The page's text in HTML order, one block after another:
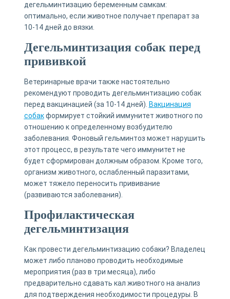
дегельминтизацию беременным самкам:
оптимально, если животное получает препарат за
10-14 дней до вязки.
Дегельминтизация собак перед
прививкой
Ветеринарные врачи также настоятельно
рекомендуют проводить дегельминтизацию собак
перед вакцинацией (за 10-14 дней). Вакцинация
собакформирует стойкий иммунитет животного по
отношению к определенному возбудителю
заболевания. Фоновый гельминтоз может нарушить
этот процесс, в результате чего иммунитет не
будет сформирован должным образом. Кроме того,
организм животного, ослабленный паразитами,
может тяжело переносить прививание
(развиваются заболевания).
Профилактическая
дегельминтизация
Как провести дегельминтизацию собаки? Владелец
может либо планово проводить необходимые
мероприятия (раз в три месяца), либо
предварительно сдавать кал животного на анализ
для подтверждения необходимости процедуры. В